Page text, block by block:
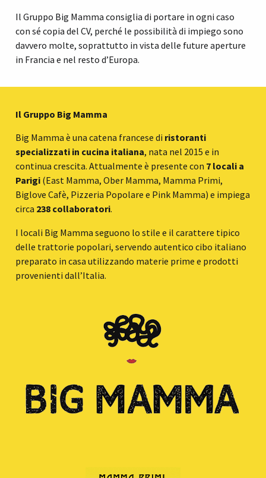
Il Gruppo Big Mamma consiglia di portare in ogni caso
con sé copia del CV, perché le possibilità di impiego sono
davvero molte, soprattutto in vista delle future aperture
in Francia e nel resto d’Europa.
Il Gruppo Big Mamma
Big Mamma è una catena francese di ristoranti
specializzati in cucina italiana, nata nel 2015 e in
continua crescita. Attualmente è presente con 7 locali a
Parigi (East Mamma, Ober Mamma, Mamma Primi,
Biglove Cafè, Pizzeria Popolare e Pink Mamma) e impiega
circa 238 collaboratori.
I locali Big Mamma seguono lo stile e il carattere tipico
delle trattorie popolari, servendo autentico cibo italiano
preparato in casa utilizzando materie prime e prodotti
provenienti dall’Italia.